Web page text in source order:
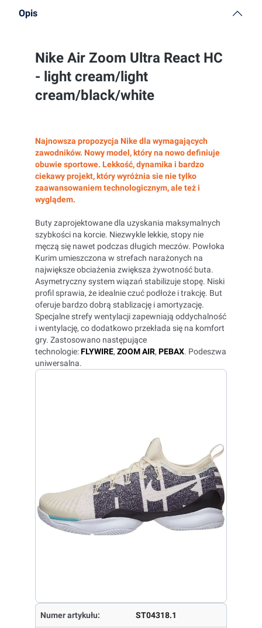
Opis
Nike Air Zoom Ultra React HC
- light cream/light
cream/black/white
Najnowsza propozycja Nike dla wymagających
zawodników. Nowy model, który na nowo definiuje
obuwie sportowe. Lekkość, dynamika i bardzo
ciekawy projekt, który wyróżnia sie nie tylko
zaawansowaniem technologicznym, ale też i
wyglądem.
Buty zaprojektowane dla uzyskania maksymalnych
szybkości na korcie. Niezwykle lekkie, stopy nie
męczą się nawet podczas długich meczów. Powłoka
Kurim umieszczona w strefach narażonych na
największe obciażenia zwiększa żywotność buta.
Asymetryczny system wiązań stabilizuje stopę. Niski
profil sprawia, że idealnie czuć podłoże i trakcję. But
oferuje bardzo dobrą stablizację i amortyzację.
Specjalne strefy wentylacji zapewniają oddychalność
i wentylację, co dodatkowo przekłada się na komfort
gry. Zastosowano następujące
technologie:FLYWIRE, ZOOM AIR, PEBAX. Podeszwa
uniwersalna.
Numer artykułu: ST04318.1